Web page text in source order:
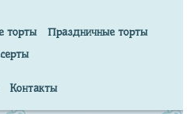
торты
Праздничные торты
Контакты